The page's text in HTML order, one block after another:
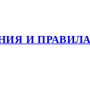
И ПРАВИЛА